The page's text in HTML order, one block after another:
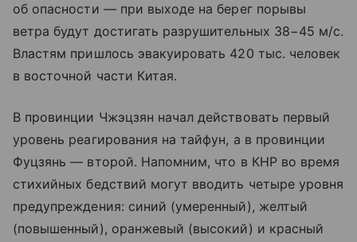
об опасности — при выходе на берег порывы
ветра будут достигать разрушительных 38−45 м/с.
Властям пришлось эвакуировать 420 тыс. человек
в восточной части Китая.
В провинции Чжэцзян начал действовать первый
уровень реагирования на тайфун, а в провинции
Фуцзянь — второй. Напомним, что в КНР во время
стихийных бедствий могут вводить четыре уровня
предупреждения: синий (умеренный), желтый
(повышенный), оранжевый (высокий) и красный